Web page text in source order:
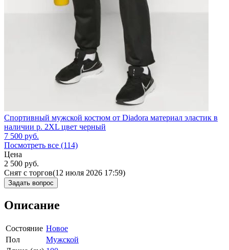
Спортивный мужской костюм от Diadora материал эластик в
наличии р. 2XL цвет черный
7 500 руб.
Посмотреть все (114)
Цена
2 500 руб.
Снят с торгов(12 июля 2026 17:59)
Задать вопрос
Описание
Состояние Новое
Пол
Мужской